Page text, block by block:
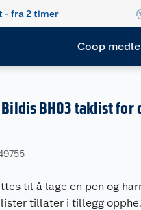
- fra 2 timer
Coop
BH03 taklist for
til å lage en pen og
lister tillater i tillegg opphe